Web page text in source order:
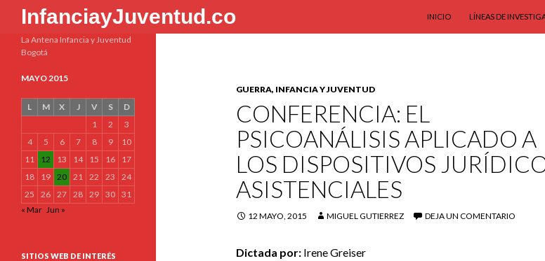
InfanciayJuventud.co
Buscar
INICIO
LÍNEAS DE
GUERRA, INFANCIA Y JUVENTUD
CONFERENCIA: EL
PSICOANÁLISIS APLICADO A
LOS DISPOSITIVOS
ASISTENCIALES
12 MAYO, 2015 MIGUEL GUTIERREZ DEJA UN COMENTARIO
Dictada por: Irene Greiser
La Antena Infancia y Juventud
Bogotá
MAYO 2015
L M X J V S
D
1
2
3
4
5 6 7 8 9
10
11
12 13 14 15 16
17
18
19 20 21 22 23
24
25
26 27 28 29 30 31
« Mar Jun »
SITIOS WEB DE INTERÉS